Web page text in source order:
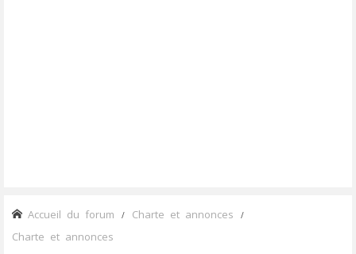
Accueil du forum Charte et annonces
Charte et annonces